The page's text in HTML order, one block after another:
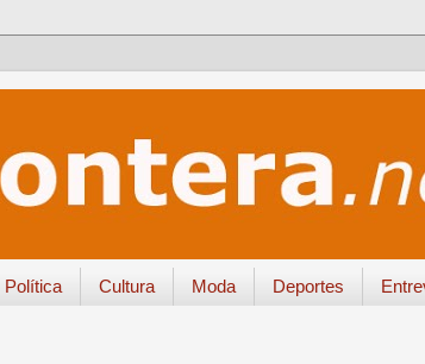
Política Cultura Moda Deportes